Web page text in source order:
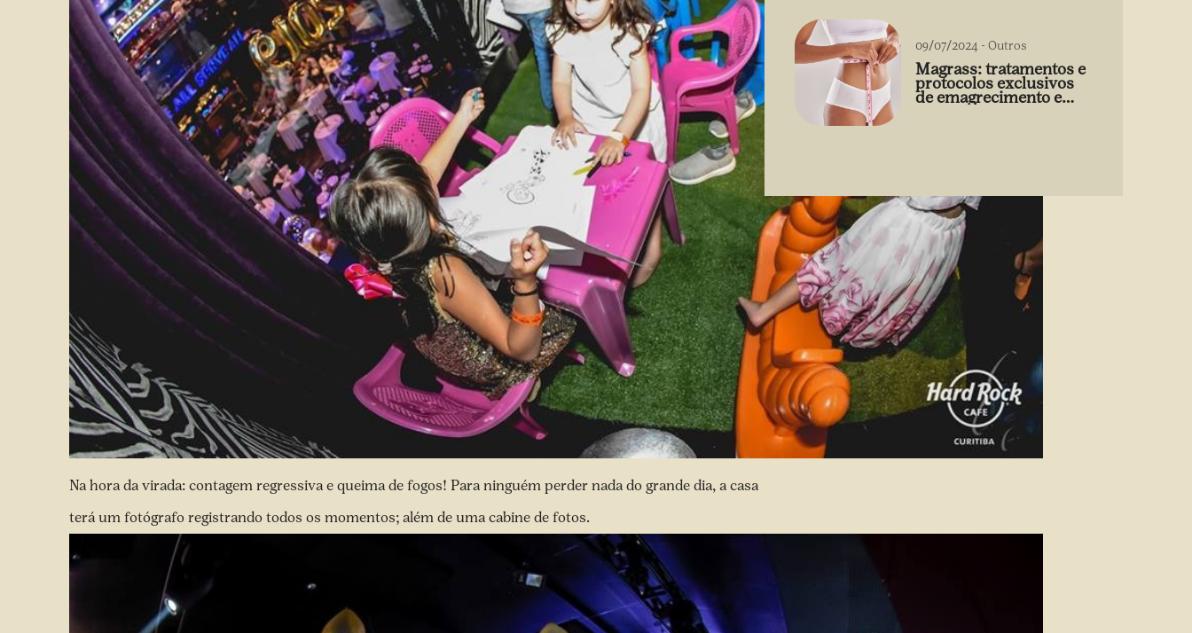
Na hora da virada: contagem regressiva e queima de fogos! Para ninguém perder nada do grande dia, a casa
terá um fotógrafo registrando todos os momentos; além de uma cabine de fotos.
09/07/2024 -Outros
Magrass: tratamentos e
protocolos exclusivos
de emagrecimento e
estética sem uso de